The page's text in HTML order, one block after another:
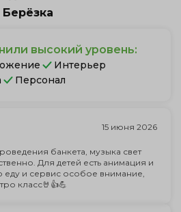
Берёзка
высокий уровень:
Интерьер
Персонал
15 июня 2026
банкета, музыка свет
Для детей есть анимация и
еду и сервис особое внимание,
класс🤘👍💪